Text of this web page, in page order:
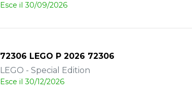
Esce il 30/09/2026
72306 LEGO P 2026 72306
LEGO - Special Edition
Esce il 30/12/2026